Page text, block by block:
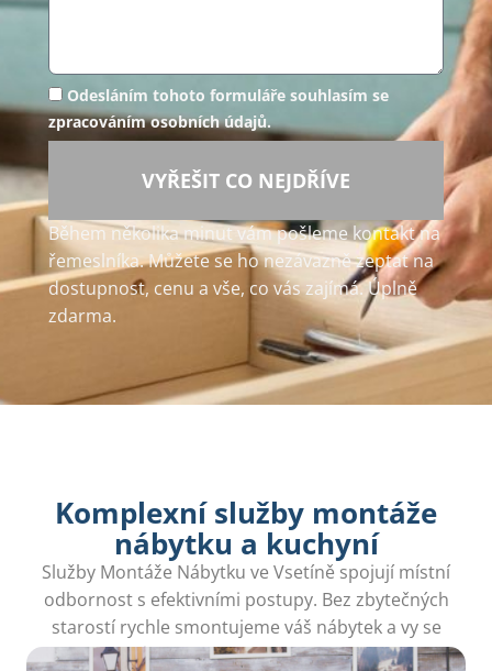
Odesláním tohoto formuláře souhlasím se
zpracováním osobních údajů.
VYŘEŠIT CO NEJDŘÍVE
Během několika minut vám pošleme kontakt na
řemeslníka. Můžete se ho nezávazně zeptat na
dostupnost, cenu a vše, co vás zajímá. Úplně
zdarma.
Komplexní služby montáže
nábytku a kuchyní
Služby Montáže Nábytku ve Vsetíně spojují místní
odbornost s efektivními postupy. Bez zbytečných
starostí rychle smontujeme váš nábytek a vy se
můžete soustředit na radosti.